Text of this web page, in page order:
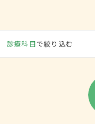
診療科目で絞り込む